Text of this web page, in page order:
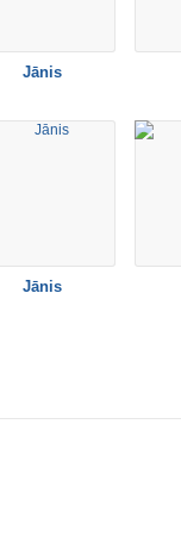
Jānis
Jānis